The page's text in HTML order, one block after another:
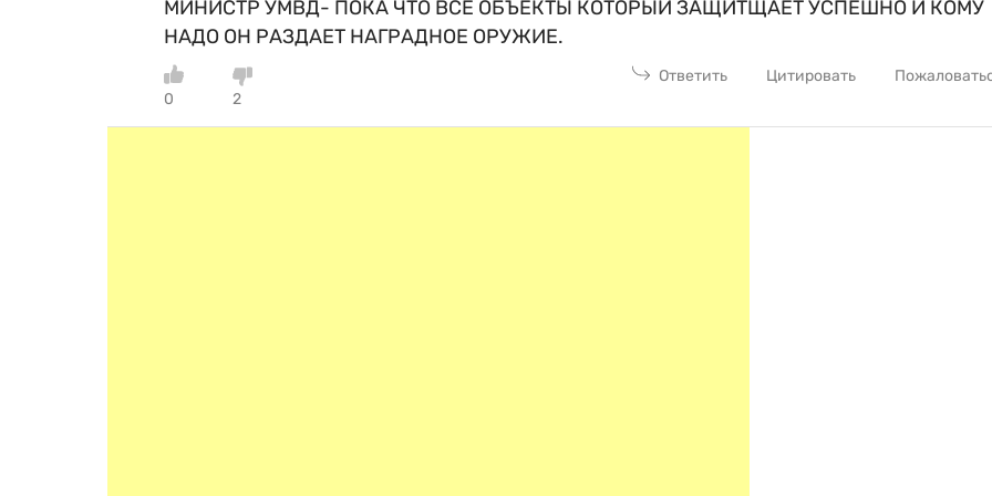
МИНИСТР УМВД- ПОКА ЧТО ВСЕ ОБЪЕКТЫ КОТОРЫЙ ЗАЩИТЩАЕТ УСПЕШНО И КОМУ
НАДО ОН РАЗДАЕТ НАГРАДНОЕ ОРУЖИЕ.
0 2
Ответить Цитировать